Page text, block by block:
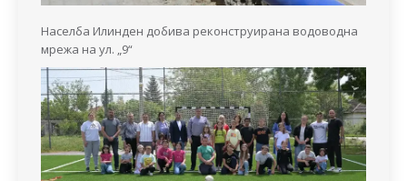
Населба Илинден добива реконструирана водоводна
мрежа на ул. „9“